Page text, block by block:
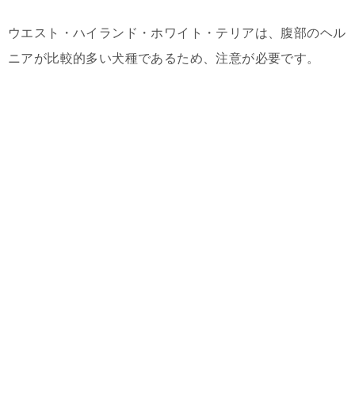
ウエスト・ハイランド・ホワイト・テリアは、腹部のヘル
ニアが比較的多い犬種であるため、注意が必要です。